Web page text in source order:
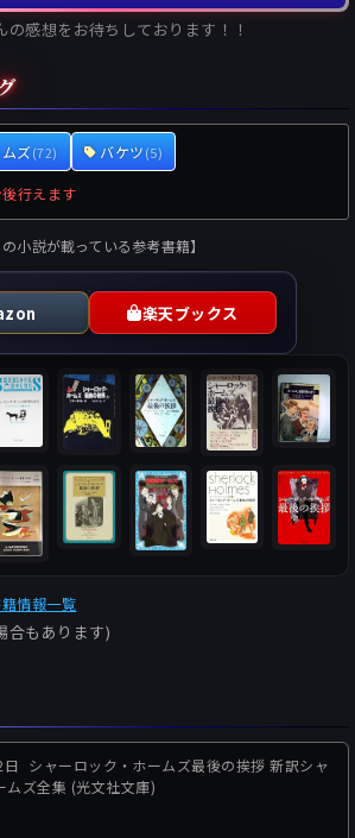
感想をお待ちしております！！
ズ(72) バケツ(5)
行えます
の小説が載っている参考書籍】
楽天ブックス
情報一覧
合もあります)
シャーロック・ホームズ最後の挨拶 新訳シャ
ムズ全集 (光文社文庫)